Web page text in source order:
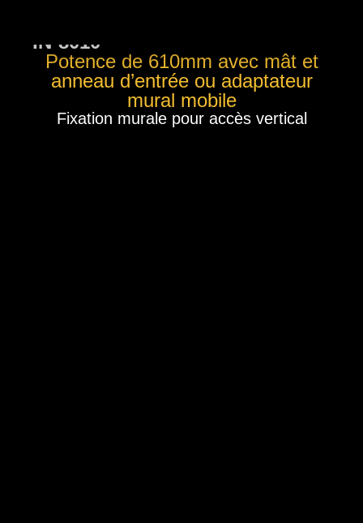
IN-8010
Potence de 610mm avec mât et
anneau d’entrée ou adaptateur
mural mobile
Fixation murale pour accès vertical